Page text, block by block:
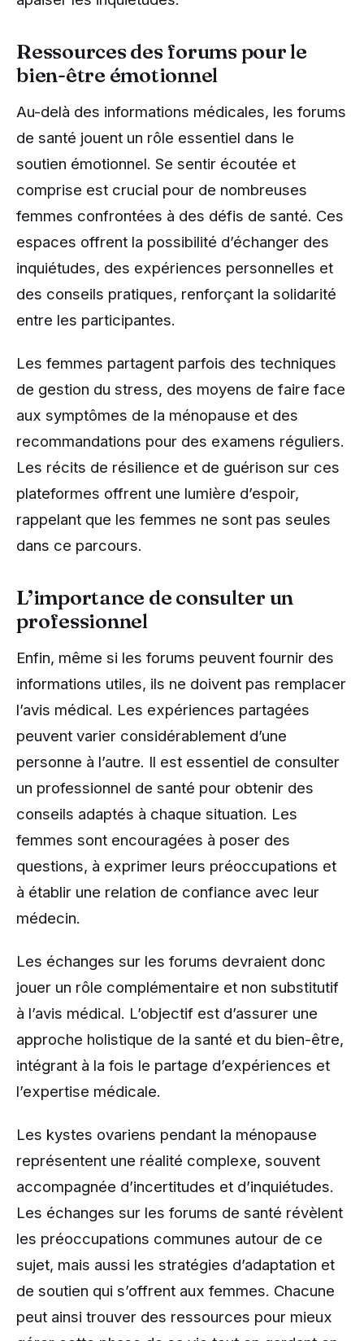
Ressources des forums pour le
bien-être émotionnel
Au-delà des informations médicales, les forums
de santé jouent un rôle essentiel dans le
soutien émotionnel. Se sentir écoutée et
comprise est crucial pour de nombreuses
femmes confrontées à des défis de santé. Ces
espaces offrent la possibilité d’échanger des
inquiétudes, des expériences personnelles et
des conseils pratiques, renforçant la solidarité
entre les participantes.
Les femmes partagent parfois des techniques
de gestion du stress, des moyens de faire face
aux symptômes de la ménopause et des
recommandations pour des examens réguliers.
Les récits de résilience et de guérison sur ces
plateformes offrent une lumière d’espoir,
rappelant que les femmes ne sont pas seules
dans ce parcours.
L’importance de consulter un
professionnel
Enfin, même si les forums peuvent fournir des
informations utiles, ils ne doivent pas remplacer
l’avis médical. Les expériences partagées
peuvent varier considérablement d’une
personne à l’autre. Il est essentiel de consulter
un professionnel de santé pour obtenir des
conseils adaptés à chaque situation. Les
femmes sont encouragées à poser des
questions, à exprimer leurs préoccupations et
à établir une relation de confiance avec leur
médecin.
Les échanges sur les forums devraient donc
jouer un rôle complémentaire et non substitutif
à l’avis médical. L’objectif est d’assurer une
approche holistique de la santé et du bien-être,
intégrant à la fois le partage d’expériences et
l’expertise médicale.
Les kystes ovariens pendant la ménopause
représentent une réalité complexe, souvent
accompagnée d’incertitudes et d’inquiétudes.
Les échanges sur les forums de santé révèlent
les préoccupations communes autour de ce
sujet, mais aussi les stratégies d’adaptation et
de soutien qui s’offrent aux femmes. Chacune
peut ainsi trouver des ressources pour mieux